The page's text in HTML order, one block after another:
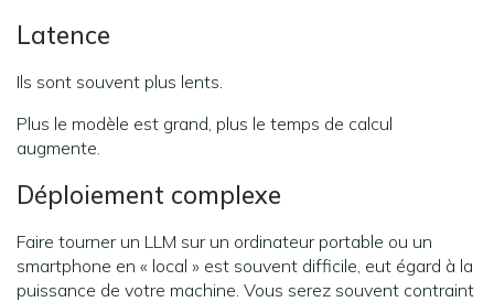
Latence
Ils sont souvent plus lents.
Plus le modèle est grand, plus le temps de calcul
augmente.
Déploiement complexe
Faire tourner un LLM sur un ordinateur portable ou un
smartphone en « local » est souvent difficile, eut égard à la
puissance de votre machine. Vous serez souvent contraint